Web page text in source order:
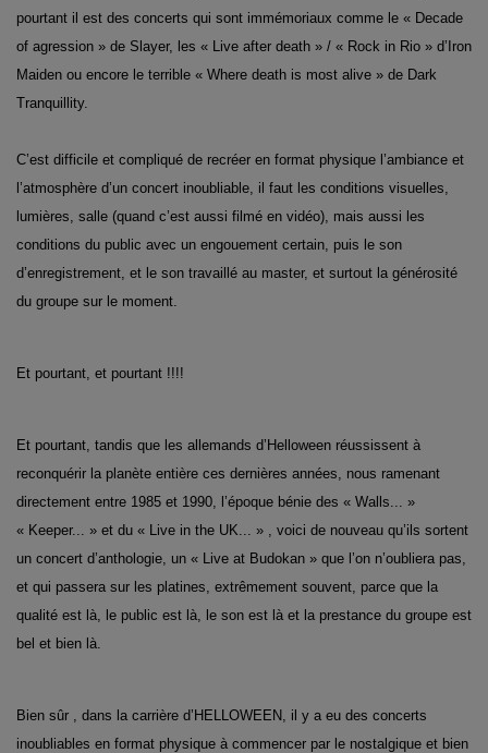
pourtant il est des concerts qui sont immémoriaux comme le « Decade
of agression » de Slayer, les « Live after death » / « Rock in Rio » d’Iron
Maiden ou encore le terrible « Where death is most alive » de Dark
Tranquillity.
C’est difficile et compliqué de recréer en format physique l’ambiance et
l’atmosphère d’un concert inoubliable, il faut les conditions visuelles,
lumières, salle (quand c’est aussi filmé en vidéo), mais aussi les
conditions du public avec un engouement certain, puis le son
d’enregistrement, et le son travaillé au master, et surtout la générosité
du groupe sur le moment.
Et pourtant, et pourtant !!!!
Et pourtant, tandis que les allemands d’Helloween réussissent à
reconquérir la planète entière ces dernières années, nous ramenant
directement entre 1985 et 1990, l’époque bénie des « Walls... »
« Keeper... » et du « Live in the UK... » , voici de nouveau qu’ils sortent
un concert d’anthologie, un « Live at Budokan » que l’on n’oubliera pas,
et qui passera sur les platines, extrêmement souvent, parce que la
qualité est là, le public est là, le son est là et la prestance du groupe est
bel et bien là.
Bien sûr , dans la carrière d’HELLOWEEN, il y a eu des concerts
inoubliables en format physique à commencer par le nostalgique et bien